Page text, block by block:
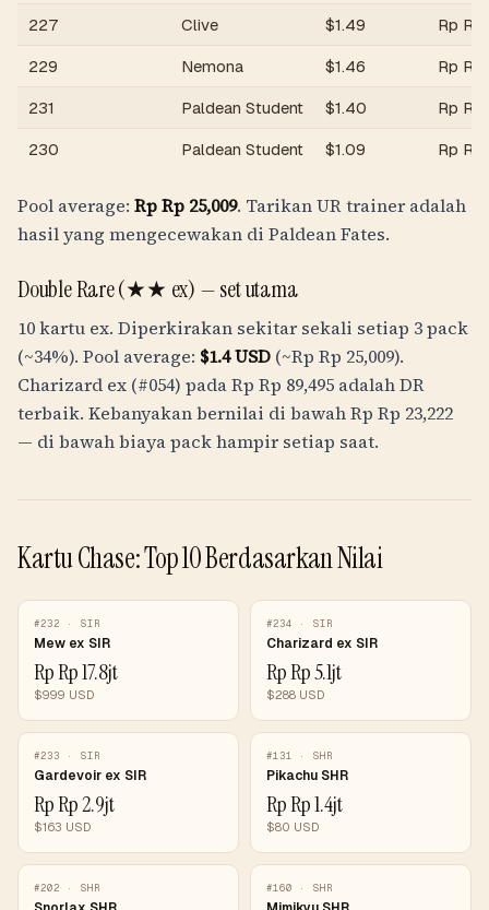
227
Clive $1.49 Rp Rp
229
Nemona $1.46 Rp
231
Paldean Student $1.40 Rp
230
Paldean Student $1.09 Rp Rp
Pool average: RpRp 25,009. Tarikan UR trainer adalah
hasil yang mengecewakan di Paldean Fates.
Double Rare (★★ ex) — set utama
10 kartu ex. Diperkirakan sekitar sekali setiap 3 pack
(~34%). Pool average: $1.4USD (~Rp Rp 25,009).
Charizard ex (#054) padaRp Rp 89,495 adalah DR
terbaik. Kebanyakan bernilai di bawahRp Rp 23,222
— di bawah biaya pack hampir setiap saat.
Kartu Chase: Top 10 Berdasarkan Nilai
#232 · SIR
Mew ex SIR
RpRp 17.8jt
$999 USD
#234 · SIR
Charizard ex SIR
RpRp 5.1jt
$288 USD
#233 · SIR
Gardevoir ex SIR
RpRp 2.9jt
$163 USD
#131 · SHR
Pikachu SHR
RpRp 1.4jt
$80 USD
#202 · SHR #160 · SHR